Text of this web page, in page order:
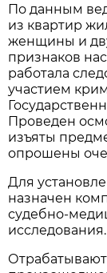
По данным
из квартир
женщины и
признаков
работала
участием
Проведен
изъяты
опрошены
Для
назначен
судебно-
исследования.